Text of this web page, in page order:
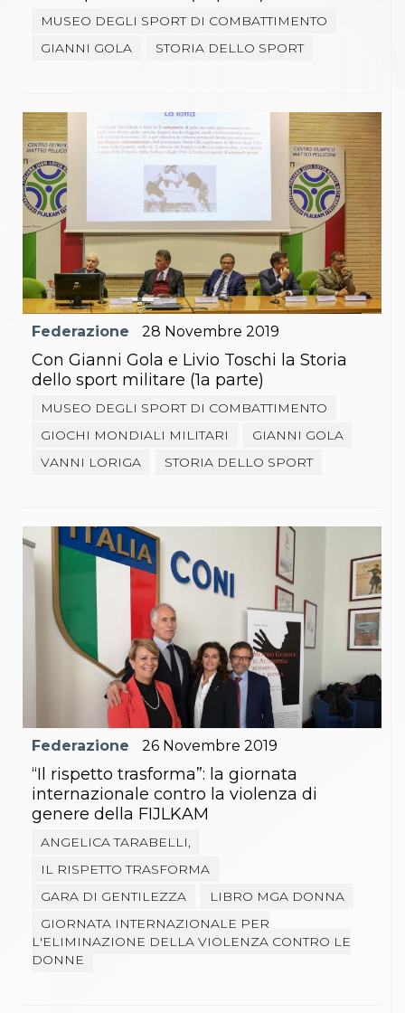
MUSEO DEGLI SPORT DI COMBATTIMENTO
GIANNI GOLA
STORIA DELLO SPORT
Federazione 28 Novembre 2019
Con Gianni Gola e Livio Toschi la Storia
dello sport militare (1a parte)
MUSEO DEGLI SPORT DI COMBATTIMENTO
GIOCHI MONDIALI MILITARI
GIANNI GOLA
VANNI LORIGA
STORIA DELLO SPORT
Federazione 26 Novembre 2019
“Il rispetto trasforma”: la giornata
internazionale contro la violenza di
genere della FIJLKAM
ANGELICA TARABELLI,
IL RISPETTO TRASFORMA
GARA DI GENTILEZZA
LIBRO MGA DONNA
GIORNATA INTERNAZIONALE PER
L'ELIMINAZIONE DELLA VIOLENZA CONTRO LE
DONNE